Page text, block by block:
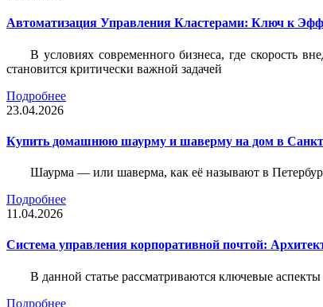
Автоматизация Управления Кластерами: Ключ к
В условиях современного бизнеса, где скорость
становится критически важной задачей
Подробнее
23.04.2026
Купить домашнюю шаурму и шаверму на дом в
Шаурма — или шаверма, как её называют в
Подробнее
11.04.2026
Система управления корпоративной почтой:
В данной статье рассматриваются ключевые
Подробнее